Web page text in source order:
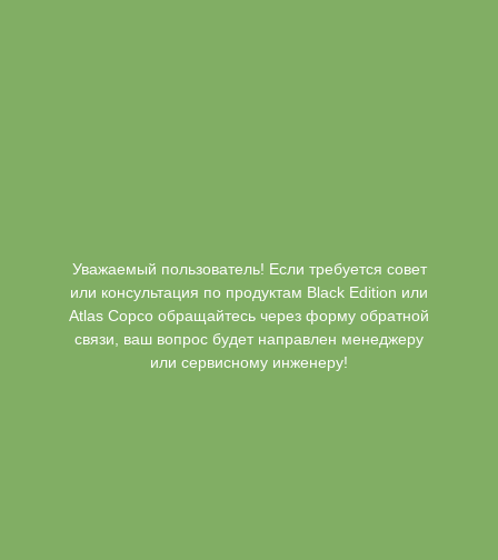
Уважаемый пользователь! Если требуется совет
или консультация по продуктам Black Edition или
Atlas Copco обращайтесь через форму обратной
связи, ваш вопрос будет направлен менеджеру
или сервисному инженеру!